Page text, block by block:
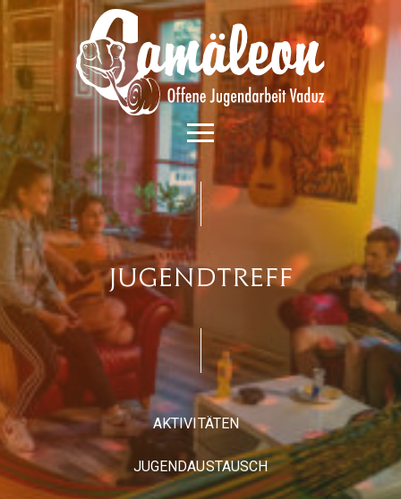
Jugendtreff
AKTIVITÄTEN
JUGENDAUSTAUSCH